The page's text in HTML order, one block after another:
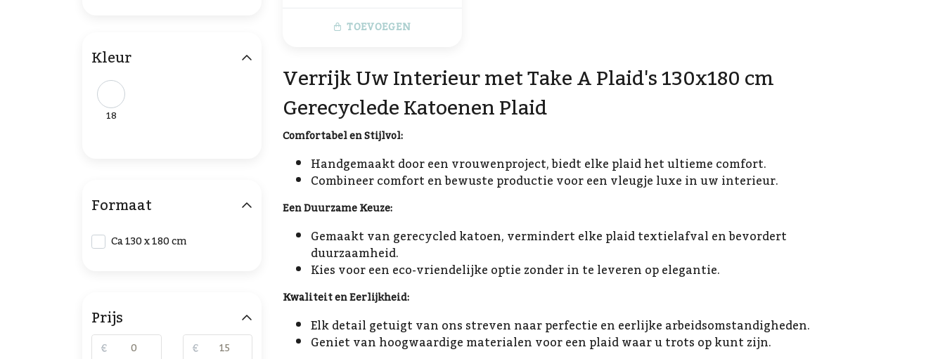
TOEVOEGEN
Verrijk Uw Interieur met Take A Plaid's 130x180 cm
Gerecyclede Katoenen Plaid
Comfortabel en Stijlvol:
Handgemaakt door een vrouwenproject, biedt elke plaid het ultieme comfort.
Combineer comfort en bewuste productie voor een vleugje luxe in uw interieur.
Een Duurzame Keuze:
Gemaakt van gerecycled katoen, vermindert elke plaid textielafval en bevordert
duurzaamheid.
Kies voor een eco-vriendelijke optie zonder in te leveren op elegantie.
Kwaliteit en Eerlijkheid:
Elk detail getuigt van ons streven naar perfectie en eerlijke arbeidsomstandigheden.
Geniet van hoogwaardige materialen voor een plaid waar u trots op kunt zijn.
Kleur
18
Formaat
Ca 130 x 180 cm
Prijs
€ €